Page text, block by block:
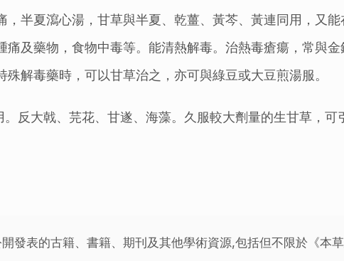
，半夏瀉心湯，甘草與半夏、乾薑、黃芩、黃連同用，又
痛及藥物，食物中毒等。能清熱解毒。治熱毒瘡瘍，常與
殊解毒藥時，可以甘草治之，亦可與綠豆或大豆煎湯服。
反大戟、芫花、甘遂、海藻。久服較大劑量的生甘草，可
發表的古籍、書籍、期刊及其他學術資源,包括但不限於《本